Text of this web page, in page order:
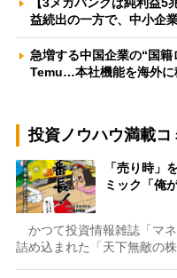
【3メガバンクは純利益
益続出の一方で、中小企
急増する中国企業の“国
Temu…本社機能を海外
投資ノウハウ満載コ
「売り時」
ミック「俺
かつて投資情報雑誌「マ
詰め込まれた「天下無敵の